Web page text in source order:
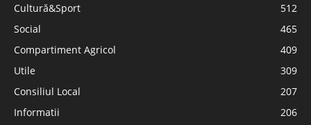
Cultură&Sport
512
Social
465
Compartiment Agricol
409
Utile
309
Consiliul Local
207
Informatii
206